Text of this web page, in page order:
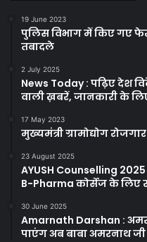
19 June 2023
पुलिस विभाग में किए गए
तबादले
2 July 2025
News Today : पढ़िए देश
वाली ख़बरें, जानकारी के
17 May 2023
मुख्यमंत्री ग्रामोद्योग
23 August 2025
AYUSH Counselling 2025
B-Pharma कोर्सेज के लिए
30 June 2025
Amarnath Darshan :
पाएंग अब बाबा अमरनाथ